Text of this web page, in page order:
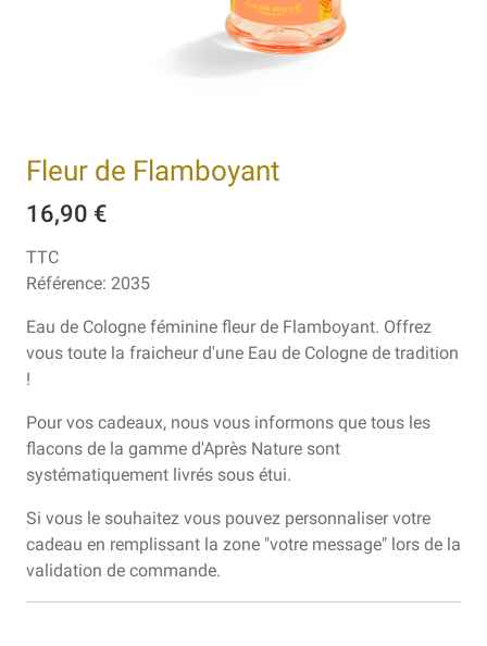
Fleur de Flamboyant
16,90 €
TTC
Référence: 2035
Eau de Cologne féminine fleur de Flamboyant. Offrez
vous toute la fraicheur d'une Eau de Cologne de tradition
!
Pour vos cadeaux, nous vous informons que tous les
flacons de la gamme d'Après Nature sont
systématiquement livrés sous étui.
Si vous le souhaitez vous pouvez personnaliser votre
cadeau en remplissant la zone "votre message" lors de la
validation de commande.